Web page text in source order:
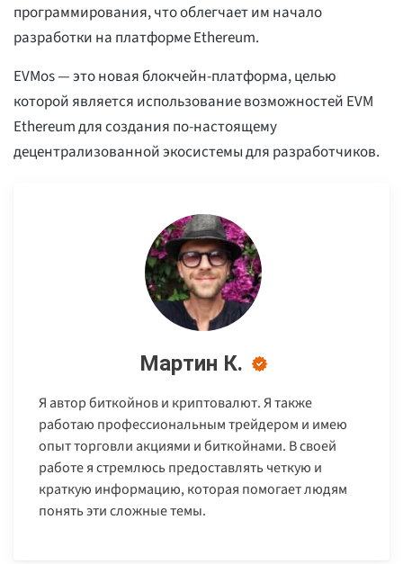
программирования, что облегчает им начало
разработки на платформе Ethereum.
EVMos — это новая блокчейн-платформа, целью
которой является использование возможностей EVM
Ethereum для создания по-настоящему
децентрализованной экосистемы для разработчиков.
Мартин К.
Я автор биткойнов и криптовалют. Я также
работаю профессиональным трейдером и имею
опыт торговли акциями и биткойнами. В своей
работе я стремлюсь предоставлять четкую и
краткую информацию, которая помогает людям
понять эти сложные темы.